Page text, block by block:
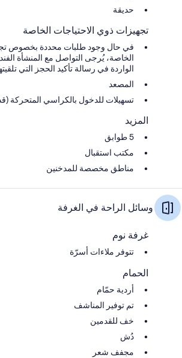
حديقة
تجهيزات ذوي الاحتياجات الخاصة
في حال وجود طلبات محددة بخصوص
الخاصة، يُرجى التواصل مع المنشأة
الواردة في رسالة تأكيد الحجز التي
المصعد
تسهيلات للدخول بالكراسي المتحركة
المزيد
5 طوابق
مكتب استقبال
مناطق مخصصة للمدخنين
وسائل الراحة في الغرفة
غرفة نوم
تتوفر ملاءات أسرّة
الحمام
أردية حمّام
تم توفير المناشف
خف للقدمين
دُش
مجفف شعر